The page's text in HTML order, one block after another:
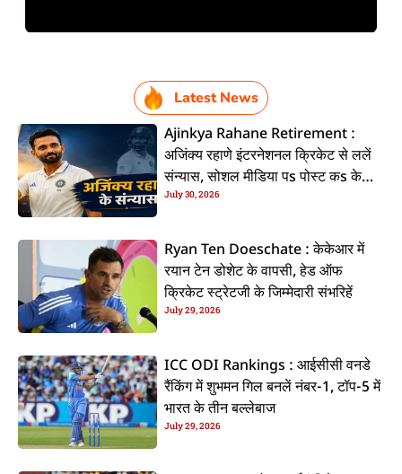
Latest News
Ajinkya Rahane Retirement :
अजिंक्य रहाणे इंटरनेशनल क्रिकेट से ललें
संन्यास, सोशल मीडिया पs पोस्ट कs के
कइलें एलान
July 30, 2026
Ryan Ten Doeschate : केकेआर में
रयान टेन डोशेट के वापसी, हेड ऑफ
क्रिकेट स्ट्रेटजी के जिम्मेदारी संभरिहें
July 29, 2026
ICC ODI Rankings : आईसीसी वनडे
रैंकिंग में शुभमन गिल बनलें नंबर-1, टॉप-5 में
भारत के तीन बल्लेबाज
July 29, 2026